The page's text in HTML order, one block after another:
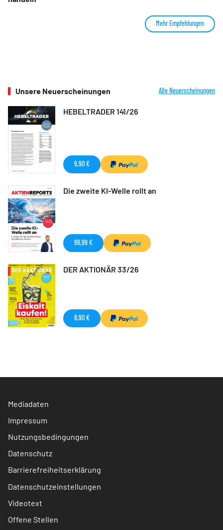
Mehr Empfehlungen
Unsere Neuerscheinungen Alle Neuerscheinungen
HEBELTRADER 141/26
9,90 €
Die zweite KI-Welle rollt an
99,99 €
DER AKTIONÄR 33/26
8,90 €
Mediadaten
Impressum
Nutzungsbedingungen
Datenschutz
Barrierefreiheitserklärung
Datenschutzeinstellungen
Videotext
Offene Stellen